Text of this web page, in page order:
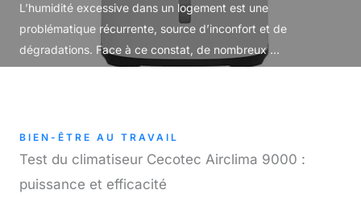
L’humidité excessive dans un logement est une
problématique récurrente, source d’inconfort et de
dégradations. Face à ce constat, de nombreux ...
BIEN-ÊTRE AU TRAVAIL
Test du climatiseur Cecotec Airclima 9000 :
puissance et efficacité